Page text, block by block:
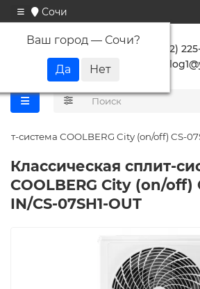
Сочи
Ваш город — Сочи?
+7 (862)
система СOOLBERG City (on/off) CS-
Классическая сплит-
СOOLBERG City (on/off)
IN/CS-07SH1-OUT